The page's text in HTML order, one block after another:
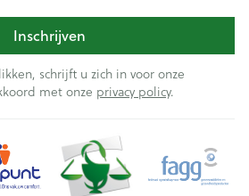
Inschrijven
schrijft u zich in voor onze
met onze privacy policy.